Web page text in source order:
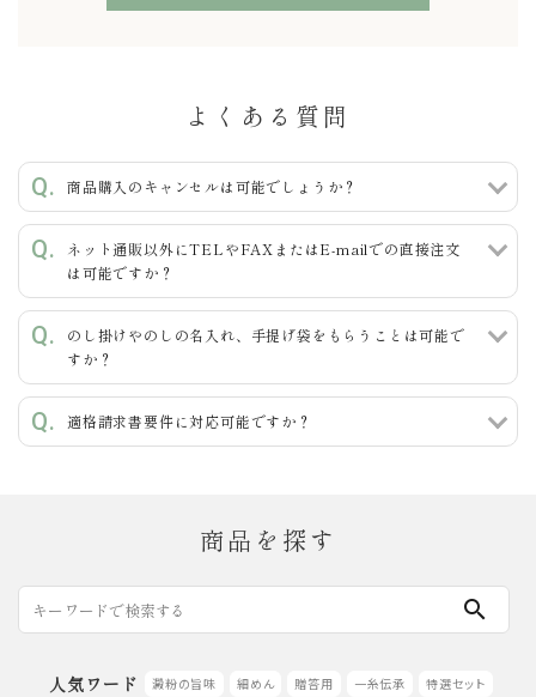
カテゴリー
よくある質問
商品購入のキャンセルは可能でしょうか？
ネット通販以外にTELやFAXまたはE-mailでの直接注文
は可能ですか？
のし掛けやのしの名入れ、手提げ袋をもらうことは可能で
すか？
適格請求書要件に対応可能ですか？
商品を探す
search
人気ワード 澱粉の旨味 細めん 贈答用 一糸伝承 特選セット